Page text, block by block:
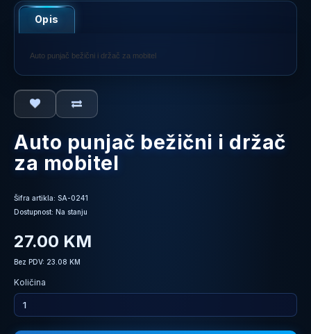
Opis
Auto punjač bežični i držač za mobitel
Auto punjač bežični i držač
za mobitel
Šifra artikla: SA-0241
Dostupnost: Na stanju
27.00 KM
Bez PDV: 23.08 KM
Količina